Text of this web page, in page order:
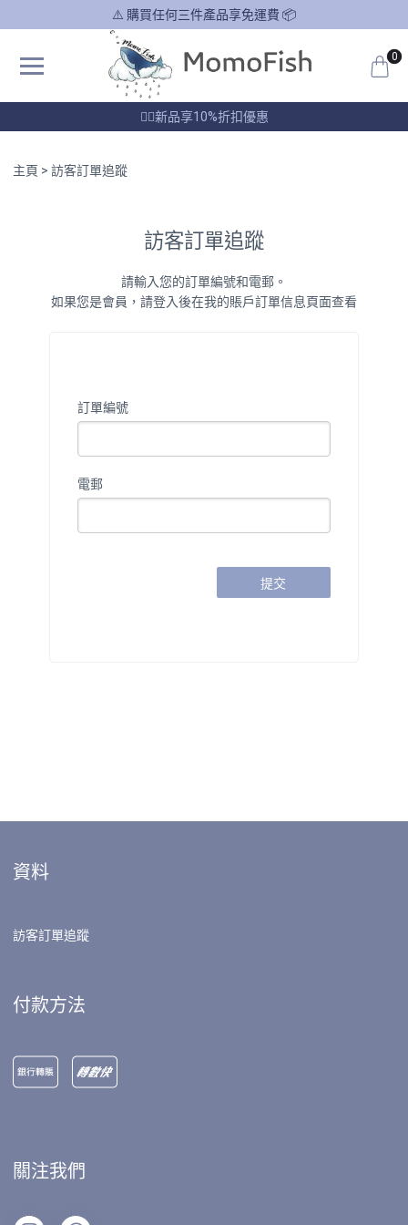
⚠️ 購買任何三件產品享免運費 📦
0
❤️‍🔥新品享10%折扣優惠
主頁 訪客訂單追蹤
訪客訂單追蹤
請輸入您的訂單編號和電郵。
如果您是會員，請登入後在我的賬戶訂單信息頁面查看
訂單編號
電郵
提交
資料
訪客訂單追蹤
付款方法
關注我們